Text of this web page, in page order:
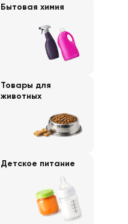
Бытовая химия
Товары для
животных
Детское питание